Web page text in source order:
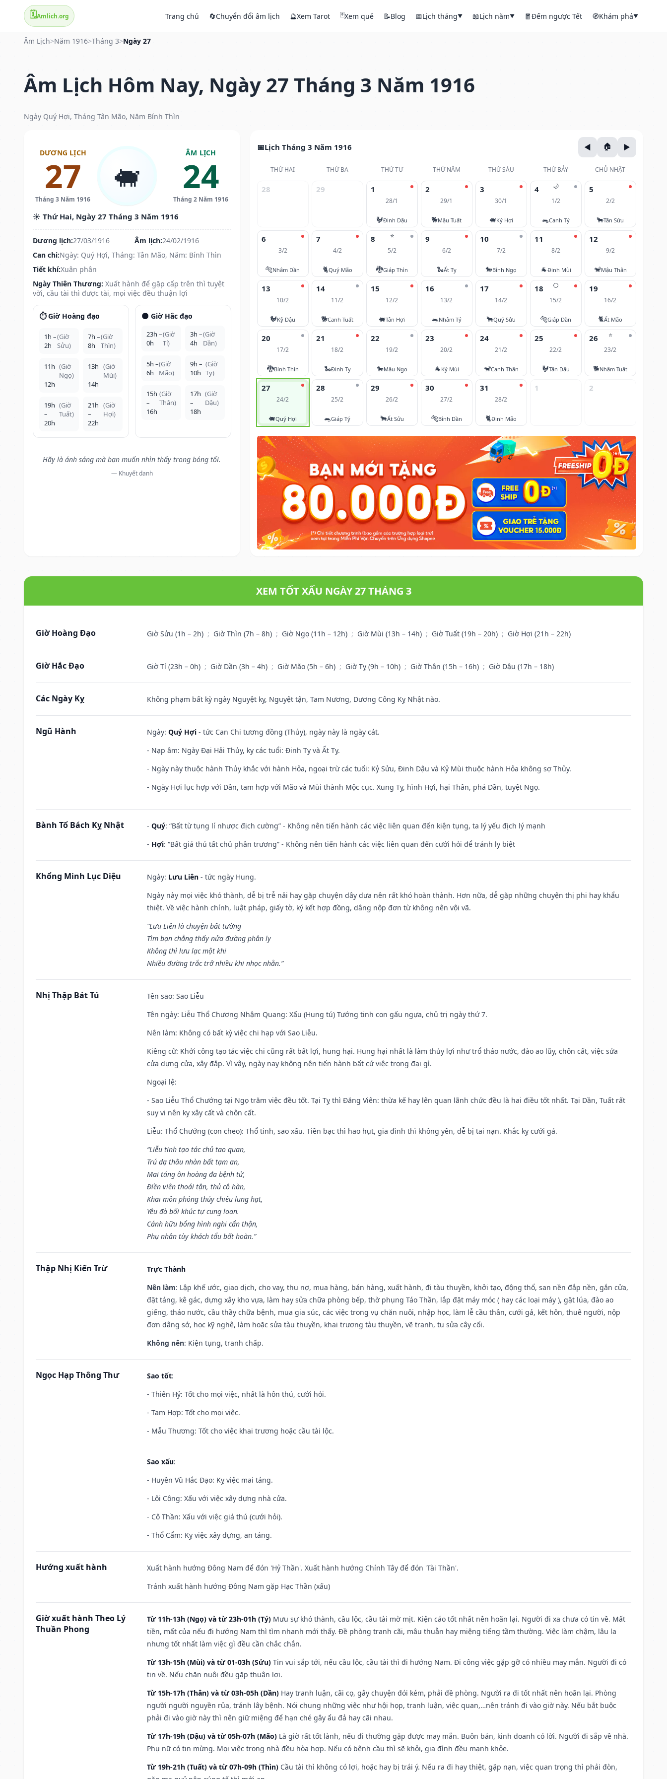
🗓️Amlich.org Trang chủ 🔄Chuyển đổi âm lịch 🔮Xem Tarot 🃏Xem quẻ 📝Blog 📅Lịch tháng▼ 📖Lịch năm▼ 🧧Đếm ngược Tết 🧭Khám phá▼
Âm Lịch>Năm 1916>Tháng 3>Ngày 27
Âm Lịch Hôm Nay, Ngày 27 Tháng 3 Năm 1916
Ngày Quý Hợi, Tháng Tân Mão, Năm Bính Thìn
DƯƠNG LỊCH
27
Tháng 3 Năm 1916
🐖
ÂM LỊCH
24
Tháng 2 Năm 1916
☀️ Thứ Hai, Ngày 27 Tháng 3 Năm 1916
Dương lịch:27/03/1916 Âm lịch:24/02/1916
Can chi:Ngày: Quý Hợi, Tháng: Tân Mão, Năm: Bính Thìn
Tiết khí:Xuân phân
Ngày Thiên Thương: Xuất hành để gặp cấp trên thì tuyệt
vời, cầu tài thì được tài, mọi việc đều thuận lợi
⏱️ Giờ Hoàng đạo
1h –
2h
(Giờ
Sửu)
7h –
8h
(Giờ
Thìn)
11h
–
12h
(Giờ
Ngọ)
13h
–
14h
(Giờ
Mùi)
19h
–
20h
(Giờ
Tuất)
21h
–
22h
(Giờ
Hợi)
🌑 Giờ Hắc đạo
23h –
0h
(Giờ
Tí)
3h –
4h
(Giờ
Dần)
5h –
6h
(Giờ
Mão)
9h –
10h
(Giờ
Tỵ)
15h
–
16h
(Giờ
Thân)
17h
–
18h
(Giờ
Dậu)
Hãy là ánh sáng mà bạn muốn nhìn thấy trong bóng tối.
— Khuyết danh
Lịch Tháng 3 Năm 1916
THỨ HAI THỨ BA THỨ TƯ THỨ NĂM THỨ SÁU THỨ BẢY CHỦ NHẬT
28 29 1
28/1
🐓Đinh Dậu
2
29/1
🐕Mậu Tuất
3
30/1
🐖Kỷ Hợi
🌙
4
1/2
🐀Canh Tý
5
2/2
🐂Tân Sửu
6
3/2
🐅Nhâm Dần
7
4/2
🐈Quý Mão
⭐
8
5/2
🐉Giáp Thìn
9
6/2
🐍Ất Tỵ
10
7/2
🐎Bính Ngọ
11
8/2
🐐Đinh Mùi
12
9/2
🐒Mậu Thân
13
10/2
🐓Kỷ Dậu
14
11/2
🐕Canh Tuất
15
12/2
🐖Tân Hợi
16
13/2
🐀Nhâm Tý
17
14/2
🐂Quý Sửu
🌕
18
15/2
🐅Giáp Dần
19
16/2
🐈Ất Mão
20
17/2
🐉Bính Thìn
21
18/2
🐍Đinh Tỵ
22
19/2
🐎Mậu Ngọ
23
20/2
🐐 Kỷ Mùi
24
21/2
🐒Canh Thân
25
22/2
🐓Tân Dậu
⭐
26
23/2
🐕Nhâm Tuất
27
24/2
🐖Quý Hợi
28
25/2
🐀Giáp Tý
29
26/2
🐂Ất Sửu
30
27/2
🐅Bính Dần
31
28/2
🐈Đinh Mão
1 2
XEM TỐT XẤU NGÀY 27 THÁNG 3
Giờ Hoàng Đạo Giờ Sửu (1h – 2h) ; Giờ Thìn (7h – 8h) ; Giờ Ngọ (11h – 12h) ; Giờ Mùi (13h – 14h) ; Giờ Tuất (19h – 20h) ; Giờ Hợi (21h – 22h)
Giờ Hắc Đạo Giờ Tí (23h – 0h) ; Giờ Dần (3h – 4h) ; Giờ Mão (5h – 6h) ; Giờ Tỵ (9h – 10h) ; Giờ Thân (15h – 16h) ; Giờ Dậu (17h – 18h)
Các Ngày Kỵ Không phạm bất kỳ ngày Nguyệt kỵ, Nguyệt tận, Tam Nương, Dương Công Kỵ Nhật nào.
Ngũ Hành Ngày: Quý Hợi - tức Can Chi tương đồng (Thủy), ngày này là ngày cát.
- Nạp âm: Ngày Đại Hải Thủy, kỵ các tuổi: Đinh Tỵ và Ất Tỵ.
- Ngày này thuộc hành Thủy khắc với hành Hỏa, ngoại trừ các tuổi: Kỷ Sửu, Đinh Dậu và Kỷ Mùi thuộc hành Hỏa không sợ Thủy.
- Ngày Hợi lục hợp với Dần, tam hợp với Mão và Mùi thành Mộc cục. Xung Tỵ, hình Hợi, hại Thân, phá Dần, tuyệt Ngọ.
Bành Tổ Bách Kỵ Nhật - Quý: “Bất từ tụng lí nhược địch cường” - Không nên tiến hành các việc liên quan đến kiện tụng, ta lý yếu địch lý mạnh
- Hợi: “Bất giá thú tất chủ phân trương” - Không nên tiến hành các việc liên quan đến cưới hỏi để tránh ly biệt
Khổng Minh Lục Diệu Ngày: Lưu Liên - tức ngày Hung.
Ngày này mọi việc khó thành, dễ bị trễ nải hay gặp chuyện dây dưa nên rất khó hoàn thành. Hơn nữa, dễ gặp những chuyện thị phi hay khẩu
thiệt. Về việc hành chính, luật pháp, giấy tờ, ký kết hợp đồng, dâng nộp đơn từ không nên vội vã.
“Lưu Liên là chuyện bất tường
Tìm bạn chẳng thấy nửa đường phân ly
Không thì lưu lạc một khi
Nhiều đường trắc trở nhiều khi nhọc nhằn.”
Nhị Thập Bát Tú Tên sao: Sao Liễu
Tên ngày: Liễu Thổ Chương Nhậm Quang: Xấu (Hung tú) Tướng tinh con gấu ngựa, chủ trị ngày thứ 7.
Nên làm: Không có bất kỳ việc chi hạp với Sao Liễu.
Kiêng cữ: Khởi công tạo tác việc chi cũng rất bất lợi, hung hại. Hung hại nhất là làm thủy lợi như trổ tháo nước, đào ao lũy, chôn cất, việc sửa
cửa dựng cửa, xây đắp. Vì vậy, ngày nay không nên tiến hành bất cứ việc trọng đại gì.
Ngoại lệ:
- Sao Liễu Thổ Chướng tại Ngọ trăm việc đều tốt. Tại Tỵ thì Đăng Viên: thừa kế hay lên quan lãnh chức đều là hai điều tốt nhất. Tại Dần, Tuất rất
suy vi nên kỵ xây cất và chôn cất.
Liễu: Thổ Chướng (con cheo): Thổ tinh, sao xấu. Tiền bạc thì hao hụt, gia đình thì không yên, dễ bị tai nạn. Khắc kỵ cưới gả.
“Liễu tinh tạo tác chủ tao quan,
Trú dạ thâu nhàn bất tạm an,
Mai táng ôn hoàng đa bệnh tử,
Điền viên thoái tận, thủ cô hàn,
Khai môn phóng thủy chiêu lung hạt,
Yêu đà bối khúc tự cung loan.
Cánh hữu bổng hình nghi cẩn thận,
Phụ nhân tùy khách tẩu bất hoàn.”
Thập Nhị Kiến Trừ
Trực Thành
Nên làm: Lập khế ước, giao dịch, cho vay, thu nợ, mua hàng, bán hàng, xuất hành, đi tàu thuyền, khởi tạo, động thổ, san nền đắp nền, gắn cửa,
đặt táng, kê gác, dựng xây kho vựa, làm hay sửa chữa phòng bếp, thờ phụng Táo Thần, lắp đặt máy móc ( hay các loại máy ), gặt lúa, đào ao
giếng, tháo nước, cầu thầy chữa bệnh, mua gia súc, các việc trong vụ chăn nuôi, nhập học, làm lễ cầu thân, cưới gả, kết hôn, thuê người, nộp
đơn dâng sớ, học kỹ nghệ, làm hoặc sửa tàu thuyền, khai trương tàu thuyền, vẽ tranh, tu sửa cây cối.
Không nên: Kiện tụng, tranh chấp.
Ngọc Hạp Thông Thư Sao tốt:
- Thiên Hỷ: Tốt cho mọi việc, nhất là hôn thú, cưới hỏi.
- Tam Hợp: Tốt cho mọi việc.
- Mẫu Thương: Tốt cho việc khai trương hoặc cầu tài lộc.
Sao xấu:
- Huyền Vũ Hắc Đạo: Kỵ việc mai táng.
- Lôi Công: Xấu với việc xây dựng nhà cửa.
- Cô Thần: Xấu với việc giá thú (cưới hỏi).
- Thổ Cẩm: Kỵ việc xây dựng, an táng.
Hướng xuất hành
Xuất hành hướng Đông Nam để đón 'Hỷ Thần'. Xuất hành hướng Chính Tây để đón 'Tài Thần'.
Tránh xuất hành hướng Đông Nam gặp Hạc Thần (xấu)
Giờ xuất hành Theo Lý
Thuần Phong
Từ 11h-13h (Ngọ) và từ 23h-01h (Tý) Mưu sự khó thành, cầu lộc, cầu tài mờ mịt. Kiện cáo tốt nhất nên hoãn lại. Người đi xa chưa có tin về. Mất
tiền, mất của nếu đi hướng Nam thì tìm nhanh mới thấy. Đề phòng tranh cãi, mâu thuẫn hay miệng tiếng tầm thường. Việc làm chậm, lâu la
nhưng tốt nhất làm việc gì đều cần chắc chắn.
Từ 13h-15h (Mùi) và từ 01-03h (Sửu) Tin vui sắp tới, nếu cầu lộc, cầu tài thì đi hướng Nam. Đi công việc gặp gỡ có nhiều may mắn. Người đi có
tin về. Nếu chăn nuôi đều gặp thuận lợi.
Từ 15h-17h (Thân) và từ 03h-05h (Dần) Hay tranh luận, cãi cọ, gây chuyện đói kém, phải đề phòng. Người ra đi tốt nhất nên hoãn lại. Phòng
người người nguyền rủa, tránh lây bệnh. Nói chung những việc như hội họp, tranh luận, việc quan,…nên tránh đi vào giờ này. Nếu bắt buộc
phải đi vào giờ này thì nên giữ miệng để hạn ché gây ẩu đả hay cãi nhau.
Từ 17h-19h (Dậu) và từ 05h-07h (Mão) Là giờ rất tốt lành, nếu đi thường gặp được may mắn. Buôn bán, kinh doanh có lời. Người đi sắp về nhà.
Phụ nữ có tin mừng. Mọi việc trong nhà đều hòa hợp. Nếu có bệnh cầu thì sẽ khỏi, gia đình đều mạnh khỏe.
Từ 19h-21h (Tuất) và từ 07h-09h (Thìn) Cầu tài thì không có lợi, hoặc hay bị trái ý. Nếu ra đi hay thiệt, gặp nạn, việc quan trọng thì phải đòn,